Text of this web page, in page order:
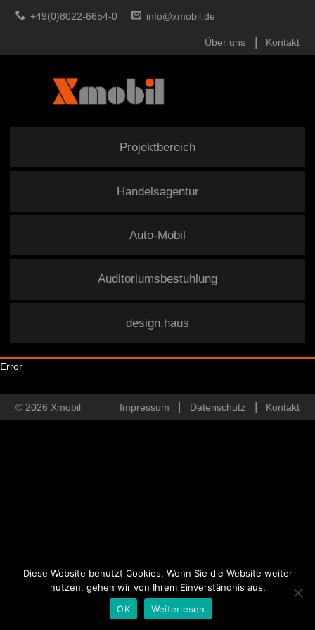
+49(0)8022-6654-0 info@xmobil.de
Über uns Kontakt
Projektbereich
Handelsagentur
Auto-Mobil
Auditoriumsbestuhlung
design.haus
Error
© 2026 Xmobil Impressum Datenschutz Kontakt
Diese Website benutzt Cookies. Wenn Sie die Website weiter
nutzen, gehen wir von Ihrem Einverständnis aus.
OK
Weiterlesen